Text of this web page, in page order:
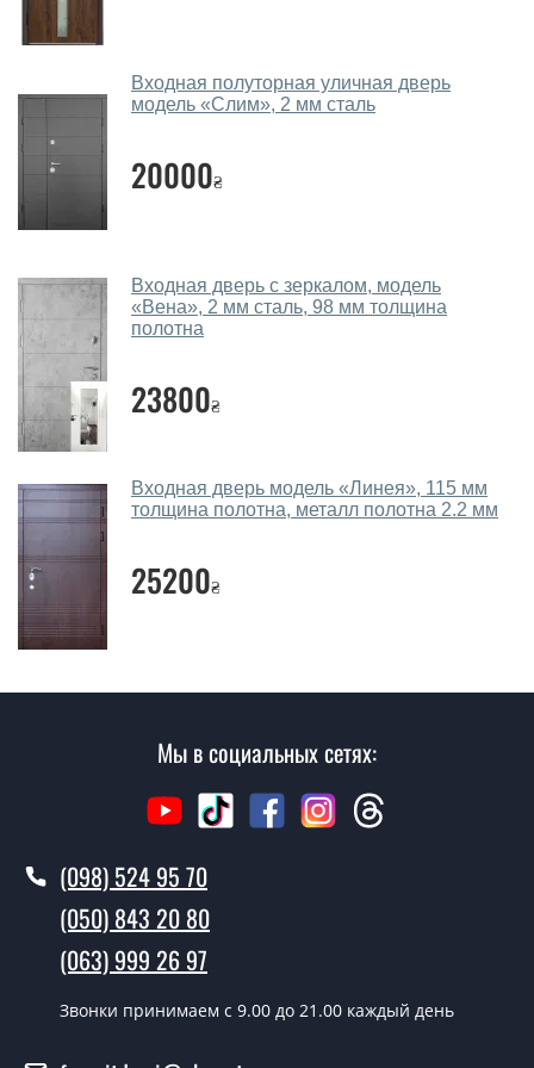
Какие уличные двери посоветуете?
параметров, Вашего бюджета и других факторов.
Подбор уличных дверей ведется индивидуально для
каждого посетителя.
Замеры дверей делаете?
имеет с собой каталоги цветов и узоров. После
замера и консультации Вы можете оформить заявку
не посещая наш офис.
Сколько стоит вызвать замерщика?
Вызов замерщика-консультанта стоит 450 грн.
Вы производите установку уличных
дверей?
Да производим. Монтаж уличных дверей
производится согласно очереди, во все дни кроме
воскресенья.
Плимут ?
Стоимость установки дверей Плимут - от 1600 грн.
Как быстро можете установить двери
Плимут ?
условии наличия их на складе, либо на следующий
день.
Можно на сегодня вызвать
Входная полуторная уличная дверь
модель «Слим», 2 мм сталь
20000₴
Входная дверь с зеркалом, модель
«Вена», 2 мм сталь, 98 мм толщина
полотна
23800₴
Входная дверь модель «Линея», 115 мм
толщина полотна, металл полотна 2.2 мм
25200₴
Мы в социальных сетях:
(098) 524 95 70
(050) 843 20 80
(063) 999 26 97
Звонки принимаем c 9.00 до 21.00 каждый день